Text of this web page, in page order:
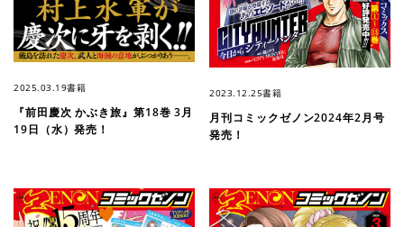
2025.03.19書籍
『前田慶次 かぶき旅』第18巻 3月
19日（水）発売！
2023.12.25書籍
月刊コミックゼノン2024年2月号
発売！